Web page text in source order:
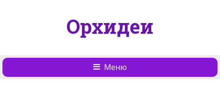
Орхидеи
Меню